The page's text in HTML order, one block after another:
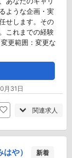
ような企画・実
せします。その
これまでの経験
更範囲：変更な
31日
関連求人
や） 新着